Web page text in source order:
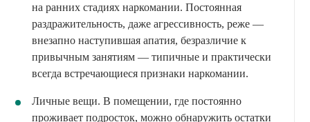
на ранних стадиях наркомании. Постоянная
раздражительность, даже агрессивность, реже —
внезапно наступившая апатия, безразличие к
привычным занятиям — типичные и практически
всегда встречающиеся признаки наркомании.
Личные вещи. В помещении, где постоянно
проживает подросток, можно обнаружить остатки